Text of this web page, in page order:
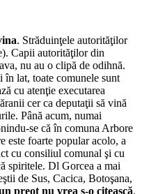
. Străduinţele autorităţilor
Capii autorităţilor din
nu au o clipă de odihnă.
lat, toate comunele sunt
cu atenţie executarea
cer ca deputaţii să vină
Până acum, numai
se că în comuna Arbore
este foarte popular acolo, a
cu consiliul comunal şi cu
spiritele. Dl Gorcea a mai
de Sus, Cacica, Botoşana,
preot nu vrea s-o citească.